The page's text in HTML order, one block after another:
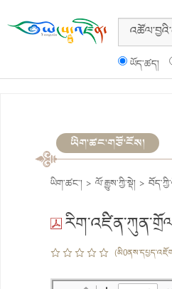
ཡོད་ཚད།
ཡིག་ཚང་གཙོ་ངོས།
ཡིག་ཚང་། > ལོ་རྒྱུས་ཀྱི་སྡེ། >